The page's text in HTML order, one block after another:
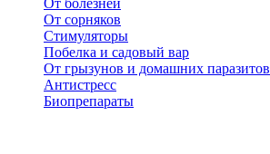
От болезней
От сорняков
Стимуляторы
Побелка и садовый вар
От грызунов и домашних паразитов
Антистресс
Биопрепараты